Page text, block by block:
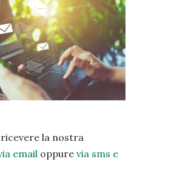
la nostra
emailoppure via sms e